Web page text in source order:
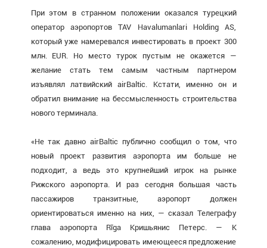
При этом в странном положении оказался турецкий
оператор аэропортов TAV Havalumanlari Holding AS,
который уже намеревался инвестировать в проект 300
млн. EUR. Но место турок пустым не окажется —
желание стать тем самым частным партнером
изъявлял латвийский airBaltic. Кстати, именно он и
обратил внимание на бессмысленность строительства
нового терминала.
«Не так давно airBaltic публично сообщил о том, что
новый проект развития аэропорта им больше не
подходит, а ведь это крупнейший игрок на рынке
Рижского аэропорта. И раз сегодня большая часть
пассажиров транзитные, аэропорт должен
ориентироваться именно на них, — сказал Телеграфу
глава аэропорта Rīga Кришьянис Петерс. — К
сожалению, модифицировать имеющееся предложение